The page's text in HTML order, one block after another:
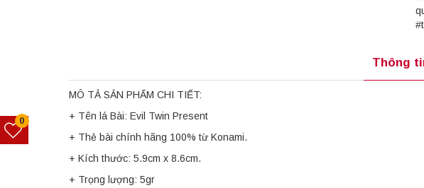
Thông
MÔ TẢ SẢN PHẨM CHI TIẾT:
+ Tên lá Bài: Evil Twin Present
+ Thẻ bài chính hãng 100% từ Konami.
+ Kích thước: 5.9cm x 8.6cm.
+ Trọng lượng: 5gr
0